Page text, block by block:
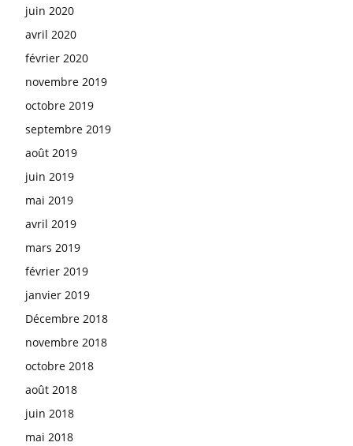
juin 2020
avril 2020
février 2020
novembre 2019
octobre 2019
septembre 2019
août 2019
juin 2019
mai 2019
avril 2019
mars 2019
février 2019
janvier 2019
Décembre 2018
novembre 2018
octobre 2018
août 2018
juin 2018
mai 2018